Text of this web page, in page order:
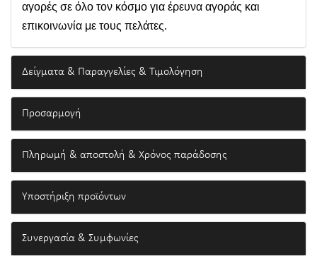
αγορές σε όλο τον κόσμο για έρευνα αγοράς και
επικοινωνία με τους πελάτες.
Δείγματα & Παραγγελίες & Τιμολόγηση
Προσαρμογή
Πληρωμή & αποστολή & Χρόνος παράδοσης
Υποστήριξη προϊόντων
Συνεργασία & Συμφωνίες